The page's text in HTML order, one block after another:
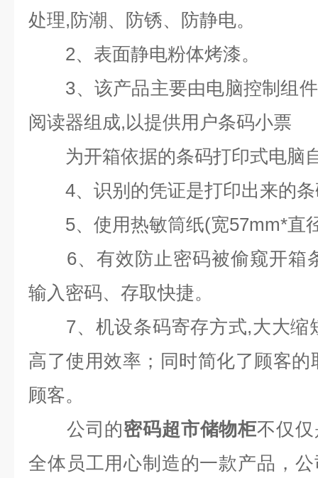
处理,防潮、防锈、防静电。
2、表面静电粉体烤漆。
3、该产品主要由电脑控制组
阅读器组成,以提供用户条码小票
为开箱依据的条码打印式电脑
4、识别的凭证是打印出来的
5、使用热敏筒纸(宽57mm*直
6、有效防止密码被偷窥开箱
输入密码、存取快捷。
7、机设条码寄存方式,大大缩
高了使用效率；同时简化了顾客的
顾客。
公司的密码超市储物柜不仅
全体员工用心制造的一款产品，